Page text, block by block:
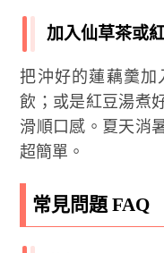
加入仙草茶或
把沖好的蓮藕羹加
飲；或是紅豆湯煮
滑順口感。夏天消
超簡單。
常見問題 FAQ